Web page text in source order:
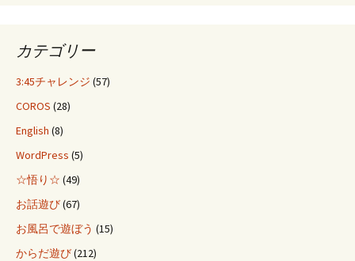
カテゴリー
3:45チャレンジ (57)
COROS (28)
English (8)
WordPress (5)
☆悟り☆ (49)
お話遊び(67)
お風呂で遊ぼう (15)
からだ遊び(212)